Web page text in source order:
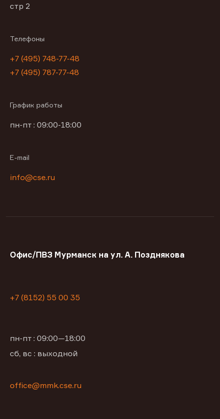
стр 2
Телефоны
+7 (495) 748-77-48
+7 (495) 787-77-48
График работы
пн-пт : 09:00-18:00
E-mail
info@cse.ru
Офис/ПВЗ Мурманск на ул. А. Позднякова
+7 (8152) 55 00 35
пн-пт : 09:00—18:00
сб, вс : выходной
office@mmk.cse.ru